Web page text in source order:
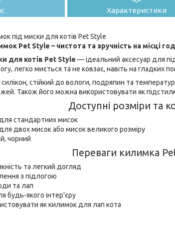
Характеристики
під миски для котів Pet Style
Pet Style – чистота та зручність на місці
для котів Pet Style — ідеальний аксесуар для
легко миється та не ковзає, навіть на гладких
силікон, стійкий до вологи, подряпин та
Також його можна використовувати як
Доступні розміри та
стандартних мисок
двох мисок або мисок великого розміру
чорний
Переваги килимка
та легкий догляд
з підлогою
та лап
будь-якого інтер'єру
як килимок для лап кота